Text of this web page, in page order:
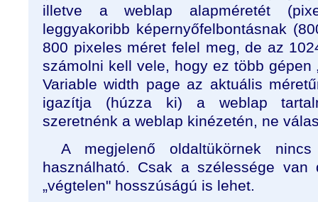
illetve a weblap alapméretét
leggyakoribb képernyőfelbontásnak
800 pixeles méret felel meg, de az
számolni kell vele, hogy ez több gépen
Variable width page az aktuális
igazítja (húzza ki) a weblap
szeretnénk a weblap kinézetén, ne
A megjelenő oldaltükörnek
használható. Csak a szélessége van
„végtelen" hosszúságú is lehet.